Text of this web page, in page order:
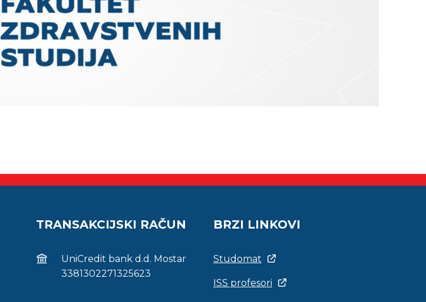
TRANSAKCIJSKI RAČUN
UniCredit bank d.d. Mostar
3381302271325623
BRZI LINKOVI
Studomat
ISS profesori